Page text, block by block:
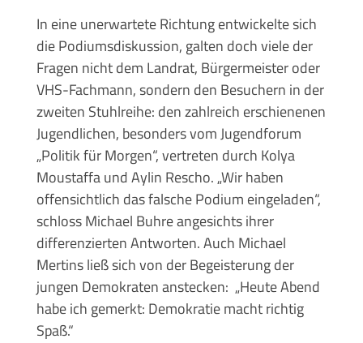
In eine unerwartete Richtung entwickelte sich
die Podiumsdiskussion, galten doch viele der
Fragen nicht dem Landrat, Bürgermeister oder
VHS-Fachmann, sondern den Besuchern in der
zweiten Stuhlreihe: den zahlreich erschienenen
Jugendlichen, besonders vom Jugendforum
„Politik für Morgen“, vertreten durch Kolya
Moustaffa und Aylin Rescho. „Wir haben
offensichtlich das falsche Podium eingeladen“,
schloss Michael Buhre angesichts ihrer
differenzierten Antworten. Auch Michael
Mertins ließ sich von der Begeisterung der
jungen Demokraten anstecken: „Heute Abend
habe ich gemerkt: Demokratie macht richtig
Spaß.“